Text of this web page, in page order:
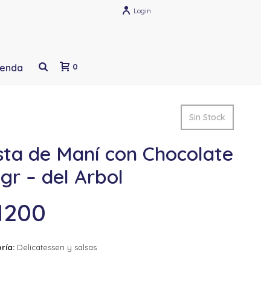
Login
0
Sin Stock
de Maní con Chocolate
– del Arbol
Delicatessen y salsas